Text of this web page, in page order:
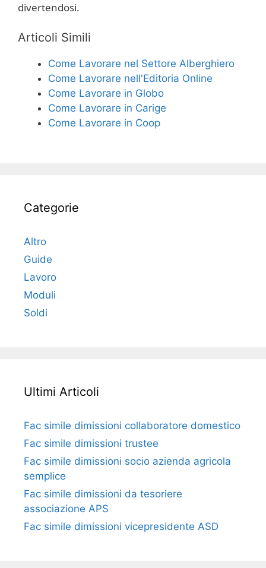
divertendosi.
Articoli Simili
Come Lavorare nel Settore Alberghiero
Come Lavorare nell'Editoria Online
Come Lavorare in Globo
Come Lavorare in Carige
Come Lavorare in Coop
Categorie
Altro
Guide
Lavoro
Moduli
Soldi
Ultimi Articoli
Fac simile dimissioni collaboratore domestico​​​
Fac simile dimissioni trustee​​​
Fac simile ​dimissioni socio azienda agricola
semplice​​​
Fac simile dimissioni da tesoriere
associazione APS​​
Fac simile dimissioni vicepresidente ASD​​